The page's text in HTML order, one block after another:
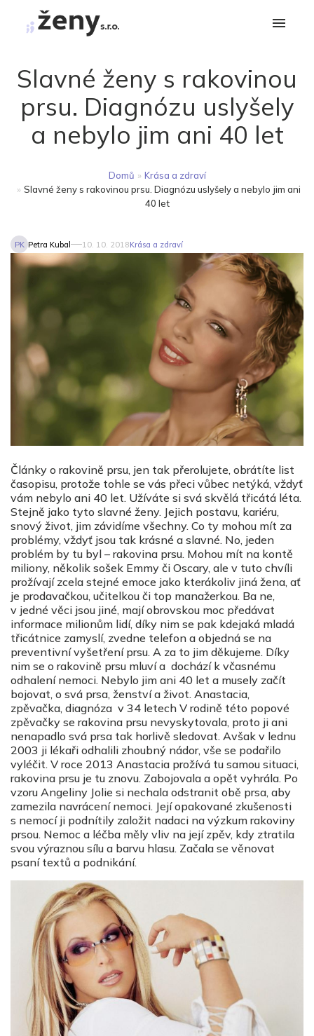
Slavné ženy s rakovinou
prsu. Diagnózu uslyšely
a nebylo jim ani 40 let
Domů » Krása a zdraví
» Slavné ženy s rakovinou prsu. Diagnózu uslyšely a nebylo jim ani
40 let
PK Petra Kubal 10. 10. 2018Krása a zdraví
Články o rakovině prsu, jen tak přerolujete, obrátíte list
časopisu, protože tohle se vás přeci vůbec netýká, vždyť
vám nebylo ani 40 let. Užíváte si svá skvělá třicátá léta.
Stejně jako tyto slavné ženy. Jejich postavu, kariéru,
snový život, jim závidíme všechny. Co ty mohou mít za
problémy, vždyť jsou tak krásné a slavné. No, jeden
problém by tu byl – rakovina prsu. Mohou mít na kontě
miliony, několik sošek Emmy či Oscary, ale v tuto chvíli
prožívají zcela stejné emoce jako kterákoliv jiná žena, ať
je prodavačkou, učitelkou či top manažerkou. Ba ne,
v jedné věci jsou jiné, mají obrovskou moc předávat
informace milionům lidí, díky nim se pak kdejaká mladá
třicátnice zamyslí, zvedne telefon a objedná se na
preventivní vyšetření prsu. A za to jim děkujeme. Díky
nim se o rakovině prsu mluví a dochází k včasnému
odhalení nemoci. Nebylo jim ani 40 let a musely začít
bojovat, o svá prsa, ženství a život. Anastacia,
zpěvačka, diagnóza v 34 letech V rodině této popové
zpěvačky se rakovina prsu nevyskytovala, proto ji ani
nenapadlo svá prsa tak horlivě sledovat. Avšak v lednu
2003 ji lékaři odhalili zhoubný nádor, vše se podařilo
vyléčit. V roce 2013 Anastacia prožívá tu samou situaci,
rakovina prsu je tu znovu. Zabojovala a opět vyhrála. Po
vzoru Angeliny Jolie si nechala odstranit obě prsa, aby
zamezila navrácení nemoci. Její opakované zkušenosti
s nemocí ji podnítily založit nadaci na výzkum rakoviny
prsou. Nemoc a léčba měly vliv na její zpěv, kdy ztratila
svou výraznou sílu a barvu hlasu. Začala se věnovat
psaní textů a podnikání.